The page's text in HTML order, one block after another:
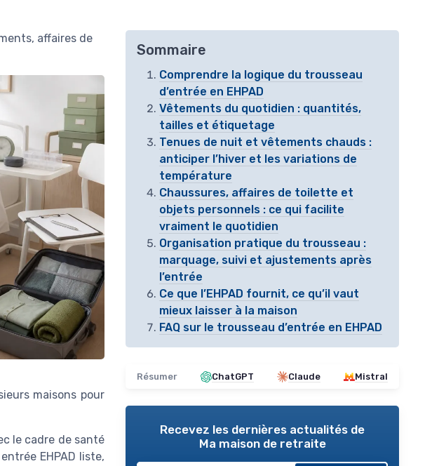
affaires de
maisons pour
le cadre de santé
EHPAD liste,
Sommaire
Comprendre la logique du trousseau
d’entrée en EHPAD
Vêtements du quotidien : quantités,
tailles et étiquetage
Tenues de nuit et vêtements chauds :
anticiper l’hiver et les variations de
température
Chaussures, affaires de toilette et
objets personnels : ce qui facilite
vraiment le quotidien
Organisation pratique du trousseau :
marquage, suivi et ajustements après
l’entrée
Ce que l’EHPAD fournit, ce qu’il vaut
mieux laisser à la maison
FAQ sur le trousseau d’entrée en EHPAD
Résumer ChatGPT Claude Mistral
Recevez les dernières actualités de
Ma maison de retraite